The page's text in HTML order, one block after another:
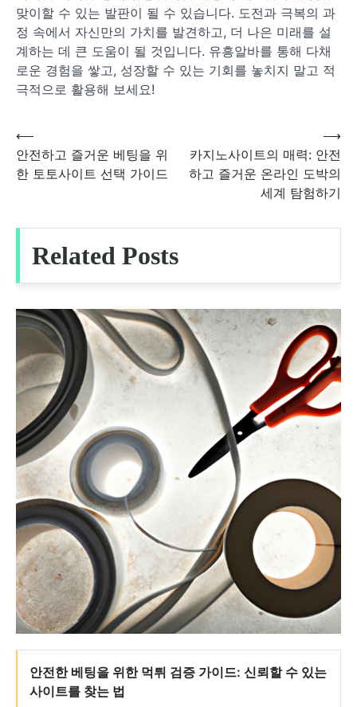
맞이할 수 있는 발판이 될 수 있습니다. 도전과 극복의 과
정 속에서 자신만의 가치를 발견하고, 더 나은 미래를 설
계하는 데 큰 도움이 될 것입니다. 유흥알바를 통해 다채
로운 경험을 쌓고, 성장할 수 있는 기회를 놓치지 말고 적
극적으로 활용해 보세요!
글
색
⟵
안전하고 즐거운 베팅을 위
한 토토사이트 선택 가이드
카지노사이트의 매력: 안전
하고 즐거운 온라인 도박의
세계 탐험하기
⟶
Related Posts
안전한 베팅을 위한 먹튀 검증 가이드: 신뢰할 수 있는
사이트를 찾는 법